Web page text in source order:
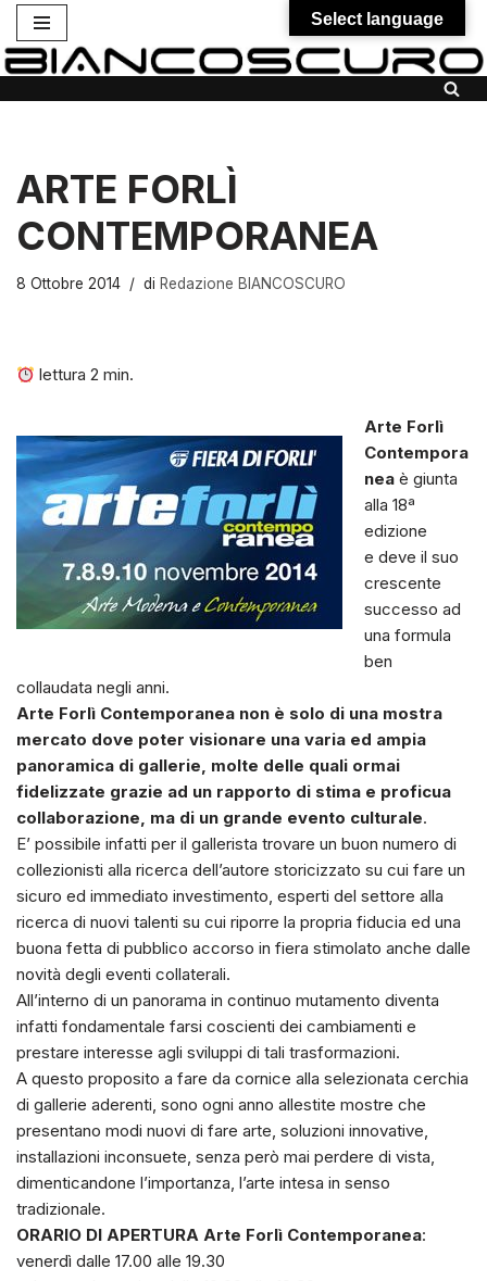
Vai
ARTE FORLÌ
CONTEMPORANEA
8 Ottobre 2014 di Redazione BIANCOSCURO
lettura2 min.
Arte Forlì
Contempora
nea è giunta
alla 18ª
edizione
e deve il suo
crescente
successo ad
una formula
ben
collaudata negli anni.
Arte Forlì Contemporanea non è solo di una mostra
mercato dove poter visionare una varia ed ampia
panoramica di gallerie, molte delle quali ormai
fidelizzate grazie ad un rapporto di stima e proficua
collaborazione, ma di un grande evento culturale.
E’ possibile infatti per il gallerista trovare un buon numero di
collezionisti alla ricerca dell’autore storicizzato su cui fare un
sicuro ed immediato investimento, esperti del settore alla
ricerca di nuovi talenti su cui riporre la propria fiducia ed una
buona fetta di pubblico accorso in fiera stimolato anche dalle
novità degli eventi collaterali.
All’interno di un panorama in continuo mutamento diventa
infatti fondamentale farsi coscienti dei cambiamenti e
prestare interesse agli sviluppi di tali trasformazioni.
A questo proposito a fare da cornice alla selezionata cerchia
di gallerie aderenti, sono ogni anno allestite mostre che
presentano modi nuovi di fare arte, soluzioni innovative,
installazioni inconsuete, senza però mai perdere di vista,
dimenticandone l’importanza, l’arte intesa in senso
tradizionale.
ORARIO DI APERTURA Arte Forlì Contemporanea:
venerdì dalle 17.00 alle 19.30
Select language